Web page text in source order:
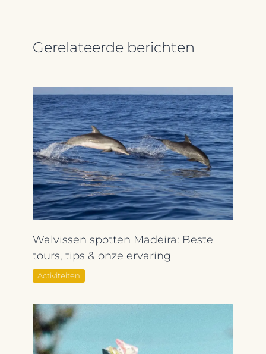
Gerelateerde berichten
Walvissen spotten Madeira: Beste
tours, tips & onze ervaring
Activiteiten